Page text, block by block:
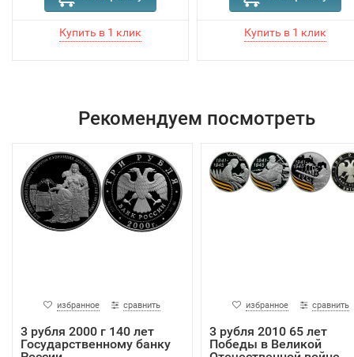
Рекомендуем посмотреть
избранное сравнить
3 рубля 2000 г 140 лет
Государственному банку
избранное сравнить
3 рубля 2010 65 лет
Победы в Великой